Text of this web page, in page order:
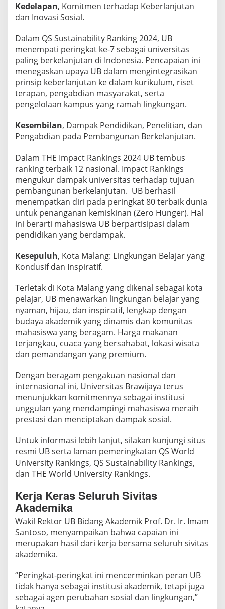
Kedelapan, Komitmen terhadap Keberlanjutan
dan Inovasi Sosial.
Dalam QS Sustainability Ranking 2024, UB
menempati peringkat ke-7 sebagai universitas
paling berkelanjutan di Indonesia. Pencapaian ini
menegaskan upaya UB dalam mengintegrasikan
prinsip keberlanjutan ke dalam kurikulum, riset
terapan, pengabdian masyarakat, serta
pengelolaan kampus yang ramah lingkungan.
Kesembilan, Dampak Pendidikan, Penelitian, dan
Pengabdian pada Pembangunan Berkelanjutan.
Dalam THE Impact Rankings 2024 UB tembus
ranking terbaik 12 nasional. Impact Rankings
mengukur dampak universitas terhadap tujuan
pembangunan berkelanjutan. UB berhasil
menempatkan diri pada peringkat 80 terbaik dunia
untuk penanganan kemiskinan (Zero Hunger). Hal
ini berarti mahasiswa UB berpartisipasi dalam
pendidikan yang berdampak.
Kesepuluh, Kota Malang: Lingkungan Belajar yang
Kondusif dan Inspiratif.
Terletak di Kota Malang yang dikenal sebagai kota
pelajar, UB menawarkan lingkungan belajar yang
nyaman, hijau, dan inspiratif, lengkap dengan
budaya akademik yang dinamis dan komunitas
mahasiswa yang beragam. Harga makanan
terjangkau, cuaca yang bersahabat, lokasi wisata
dan pemandangan yang premium.
Dengan beragam pengakuan nasional dan
internasional ini, Universitas Brawijaya terus
menunjukkan komitmennya sebagai institusi
unggulan yang mendampingi mahasiswa meraih
prestasi dan menciptakan dampak sosial.
Untuk informasi lebih lanjut, silakan kunjungi situs
resmi UB serta laman pemeringkatan QS World
University Rankings, QS Sustainability Rankings,
dan THE World University Rankings.
Kerja Keras Seluruh Sivitas
Akademika
Wakil Rektor UB Bidang Akademik Prof. Dr. Ir. Imam
Santoso, menyampaikan bahwa capaian ini
merupakan hasil dari kerja bersama seluruh sivitas
akademika.
“Peringkat-peringkat ini mencerminkan peran UB
tidak hanya sebagai institusi akademik, tetapi juga
sebagai agen perubahan sosial dan lingkungan,”